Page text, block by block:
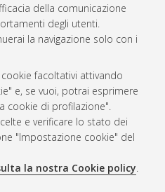
della comunicazione
degli utenti.
la navigazione solo con i
facoltativi attivando
e, se vuoi, potrai esprimere
cookie di profilazione".
e verificare lo stato dei
"Impostazione cookie" del
la nostra Cookie policy.